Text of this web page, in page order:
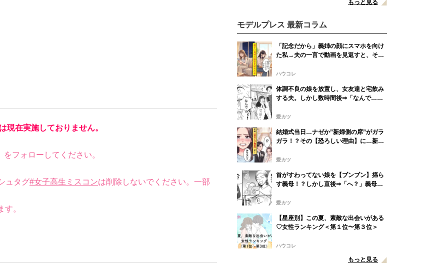
現在実施しておりません。
をフォローしてください。
ュタグ#女子高生ミスコンは削除しないでください。一部
。
もっと見る
モデルプレス 最新コラム
「記念だから」義姉の顔にスマホを向け
た私→夫の一言で動画を見返すと、そこ
ハウコレ
体調不良の娘を放置し、女友達と宅飲み
する夫。しかし数時間後⇒「なんで…」
愛カツ
結婚式当日…ナゼか”新婦側の席”がガラ
ガラ！？その【恐ろしい理由】に…新婦
愛カツ
首がすわってない娘を【ブンブン】揺ら
す義母！？しかし直後⇒「へ？」義母が
愛カツ
【星座別】この夏、素敵な出会いがある
♡女性ランキング＜第１位〜第３位＞
ハウコレ
もっと見る